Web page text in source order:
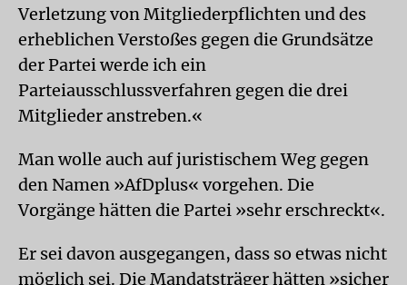
Verletzung von Mitgliederpflichten und des
erheblichen Verstoßes gegen die Grundsätze
der Partei werde ich ein
Parteiausschlussverfahren gegen die drei
Mitglieder anstreben.«
Man wolle auch auf juristischem Weg gegen
den Namen »AfDplus« vorgehen. Die
Vorgänge hätten die Partei »sehr erschreckt«.
Er sei davon ausgegangen, dass so etwas nicht
möglich sei. Die Mandatsträger hätten »sicher